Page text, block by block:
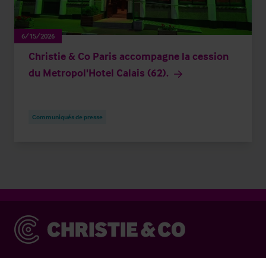
6/15/2026
Christie & Co Paris accompagne la cession
du Metropol'Hotel Calais (62).
Communiqués de presse
Christie & Co